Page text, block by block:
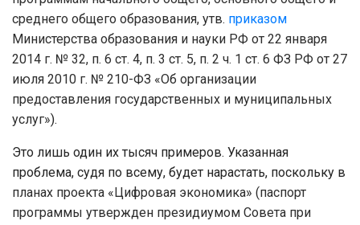
среднего общего образования, утв. приказом
Министерства образования и науки РФ от 22 января
2014 г. № 32, п. 6 ст. 4, п. 3 ст. 5, п. 2 ч. 1 ст. 6 ФЗ РФ от 27
июля 2010 г. № 210-ФЗ «Об организации
предоставления государственных и муниципальных
услуг»).
Это лишь один их тысяч примеров. Указанная
проблема, судя по всему, будет нарастать, поскольку в
планах проекта «Цифровая экономика» (паспорт
программы утвержден президиумом Совета при